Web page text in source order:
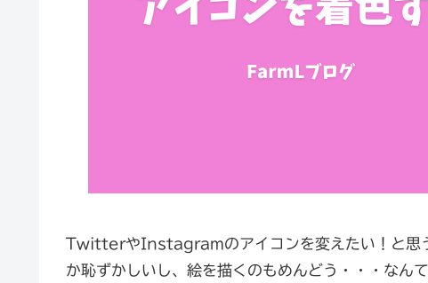
TwitterやInstagramのアイコンを変えたい！と思
か恥ずかしいし、絵を描くのもめんどう・・・なん